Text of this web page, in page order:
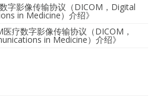
字影像传输协议（DICOM，Digital
in Medicine）介绍》
医疗数字影像传输协议（DICOM，
in Medicine）介绍》